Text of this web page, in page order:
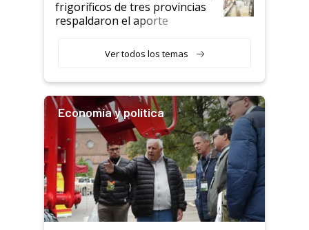
descalificaban, yo seguí
haciendo currículum"
frigoríficos de tres provincias
respaldaron el aporte
Ver todos los temas
Economía y política